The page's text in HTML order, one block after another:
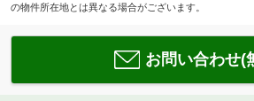
の物件所在地とは異なる場合がございます。
お問い合わせ(